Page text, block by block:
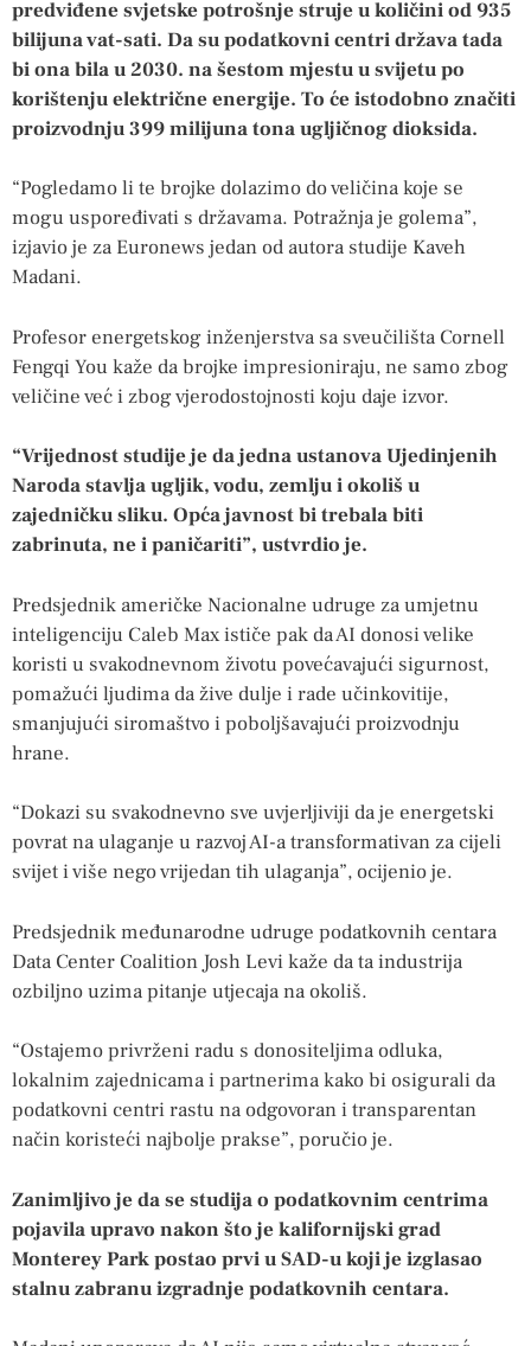
predviđene svjetske potrošnje struje u količini od 935
bilijuna vat-sati. Da su podatkovni centri država tada
bi ona bila u 2030. na šestom mjestu u svijetu po
korištenju električne energije. To će istodobno značiti
proizvodnju 399 milijuna tona ugljičnog dioksida.
“Pogledamo li te brojke dolazimo do veličina koje se
mogu uspoređivati s državama. Potražnja je golema”,
izjavio je za Euronews jedan od autora studije Kaveh
Madani.
Profesor energetskog inženjerstva sa sveučilišta Cornell
Fengqi You kaže da brojke impresioniraju, ne samo zbog
veličine već i zbog vjerodostojnosti koju daje izvor.
“Vrijednost studije je da jedna ustanova Ujedinjenih
Naroda stavlja ugljik, vodu, zemlju i okoliš u
zajedničku sliku. Opća javnost bi trebala biti
zabrinuta, ne i paničariti”, ustvrdio je.
Predsjednik američke Nacionalne udruge za umjetnu
inteligenciju Caleb Max ističe pak da AI donosi velike
koristi u svakodnevnom životu povećavajući sigurnost,
pomažući ljudima da žive dulje i rade učinkovitije,
smanjujući siromaštvo i poboljšavajući proizvodnju
hrane.
“Dokazi su svakodnevno sve uvjerljiviji da je energetski
povrat na ulaganje u razvoj AI-a transformativan za cijeli
svijet i više nego vrijedan tih ulaganja”, ocijenio je.
Predsjednik međunarodne udruge podatkovnih centara
Data Center Coalition Josh Levi kaže da ta industrija
ozbiljno uzima pitanje utjecaja na okoliš.
“Ostajemo privrženi radu s donositeljima odluka,
lokalnim zajednicama i partnerima kako bi osigurali da
podatkovni centri rastu na odgovoran i transparentan
način koristeći najbolje prakse”, poručio je.
Zanimljivo je da se studija o podatkovnim centrima
pojavila upravo nakon što je kalifornijski grad
Monterey Park postao prvi u SAD-u koji je izglasao
stalnu zabranu izgradnje podatkovnih centara.